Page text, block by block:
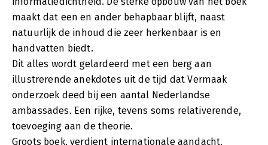
maakt dat een en ander behapbaar blijft, naast
natuurlijk de inhoud die zeer herkenbaar is en
handvatten biedt.
Dit alles wordt gelardeerd met een berg aan
illustrerende anekdotes uit de tijd dat Vermaak
onderzoek deed bij een aantal Nederlandse
ambassades. Een rijke, tevens soms relativerende,
toevoeging aan de theorie.
Groots boek, verdient internationale aandacht.